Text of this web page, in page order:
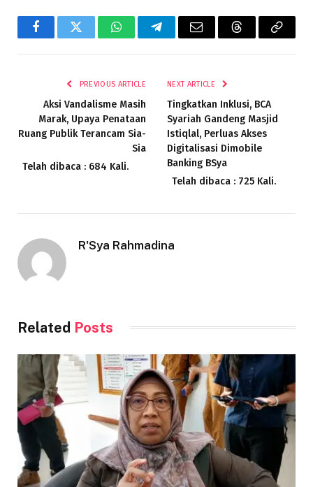
FacebookTwitter WhatsAppTelegramEmail ThreadsCopy
PREVIOUS ARTICLE
Aksi Vandalisme Masih
Marak, Upaya Penataan
Ruang Publik Terancam Sia-
Sia
Telah dibaca : 684 Kali.
NEXT ARTICLE
Tingkatkan Inklusi, BCA
Syariah Gandeng Masjid
Istiqlal, Perluas Akses
Digitalisasi Dimobile
Banking BSya
Telah dibaca : 725 Kali.
R'Sya Rahmadina
Related Posts